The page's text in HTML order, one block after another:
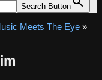
Search Button
Meets The Eye »